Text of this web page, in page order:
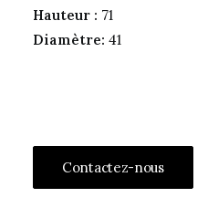
Hauteur : 71
Diamètre: 41
Contactez-nous